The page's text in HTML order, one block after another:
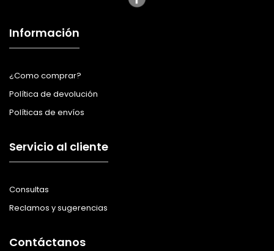
Información
¿Como comprar?
Política de devolución
Políticas de envíos
Servicio al cliente
Consultas
Reclamos y sugerencias
Contáctanos